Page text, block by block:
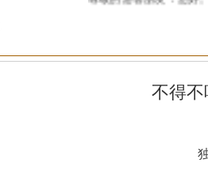
关于槟榔谷黎苗文化旅游区门票价
不得